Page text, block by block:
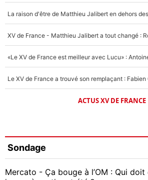
ACTUS XV DE FRANCE
Sondage
Mercato - Ça bouge à l’OM : Qui